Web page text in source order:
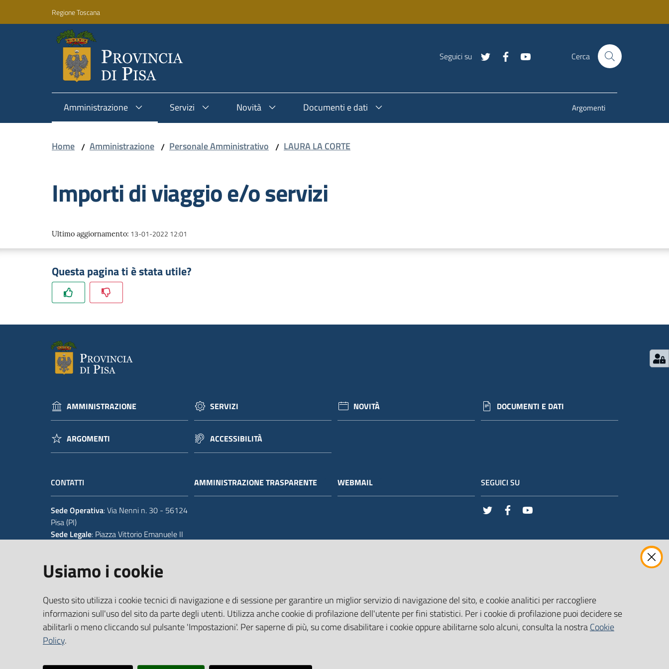
Vai al contenuto
Vai alla navigazione
Regione Toscana
Seguici su Cerca
Amministrazione Servizi Novità Documenti e dati Argomenti
Home / Amministrazione / Personale Amministrativo / LAURA LA CORTE
Importi di viaggio e/o servizi
Ultimo aggiornamento: 13-01-2022 12:01
Questa pagina ti è stata utile?
AMMINISTRAZIONE SERVIZI NOVITÀ DOCUMENTI E DATI
ARGOMENTI ACCESSIBILITÀ
CONTATTI
Sede Operativa: Via Nenni n. 30 - 56124
Pisa (PI)
Sede Legale: Piazza Vittorio Emanuele II
Tel.+39 050 929111
Email :urp@provincia.pisa.it
PEC:protocollo@provpisa.pcertificata.it
P.I. 01346390501 - C.F. 80000410508
AMMINISTRAZIONE TRASPARENTE WEBMAIL SEGUICI SU
Twitter Facebook
Usiamo i cookie
Questo sito utilizza i cookie tecnici di navigazione e di sessione per garantire un miglior servizio di navigazione del sito, e cookie analitici per raccogliere
informazioni sull'uso del sito da parte degli utenti. Utilizza anche cookie di profilazione dell'utente per fini statistici. Per i cookie di profilazione puoi decidere se
abilitarli o meno cliccando sul pulsante 'Impostazioni'. Per saperne di più, su come disabilitare i cookie oppure abilitarne solo alcuni, consulta la nostraCookie
Policy.